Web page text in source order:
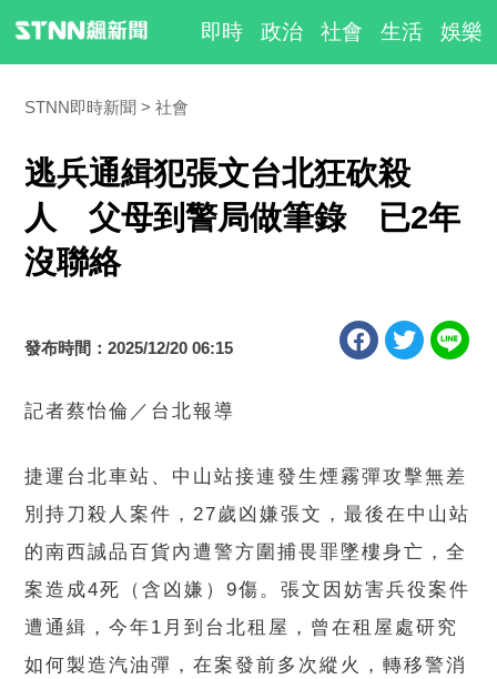
即時 政治 社會 生活 娛樂
STNN即時新聞 社會
逃兵通緝犯張文台北狂砍殺
人 父母到警局做筆錄 已2年
沒聯絡
發布時間：2025/12/20 06:15
記者蔡怡倫／台北報導
捷運台北車站、中山站接連發生煙霧彈攻擊無差
別持刀殺人案件，27歲凶嫌張文，最後在中山站
的南西誠品百貨內遭警方圍捕畏罪墜樓身亡，全
案造成4死（含凶嫌）9傷。張文因妨害兵役案件
遭通緝，今年1月到台北租屋，曾在租屋處研究
如何製造汽油彈，在案發前多次縱火，轉移警消